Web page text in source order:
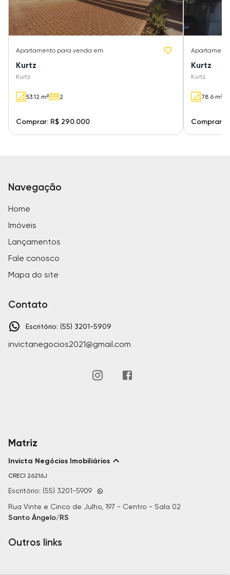
Apartamento para venda em
Kurtz
Kurtz
53.12 m² 2
Comprar: R$ 290.000
Kurtz
Kurtz
78.6 m²
Comprar:
Navegação
Home
Imóveis
Lançamentos
Fale conosco
Mapa do site
Contato
Escritório: (55) 3201-5909
invictanegocios2021@gmail.com
Matriz
Invicta Negócios Imobiliários
CRECI 26216J
Escritório: (55) 3201-5909
Rua Vinte e Cinco de Julho, 197 - Centro - Sala 02
Santo Ângelo/RS
Outros links